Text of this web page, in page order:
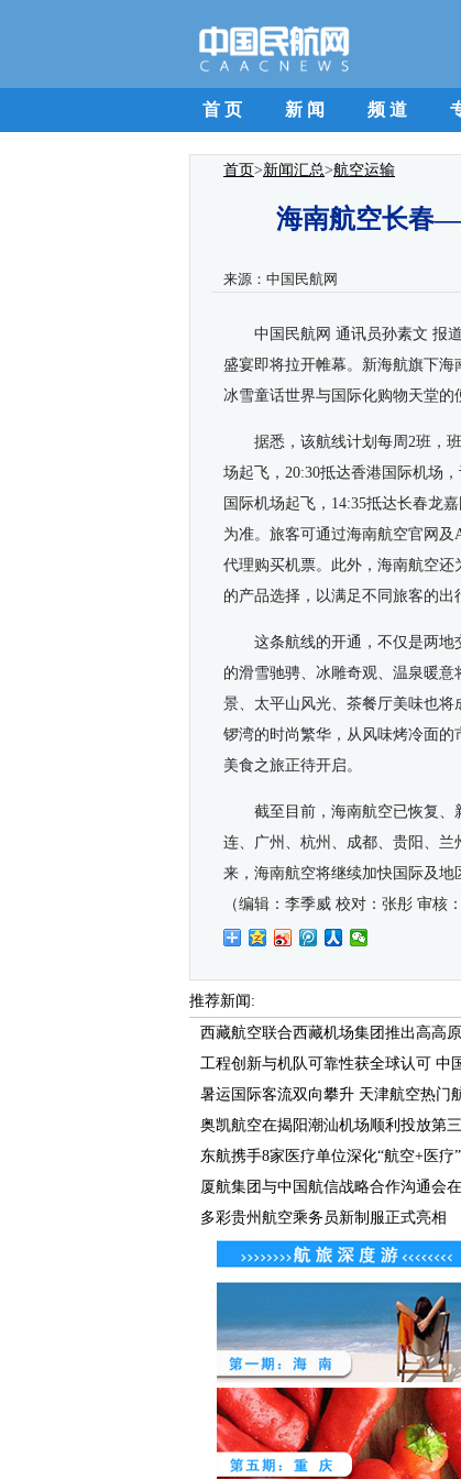
首 页 新 闻 频 道
首页>新闻汇总>航空运输
海南航空长春—
来源： 中国民航网
中国民航网 通讯员孙素文 报道
盛宴即将拉开帷幕。新海航旗下海
冰雪童话世界与国际化购物天堂的
据悉，该航线计划每周2班 ，
场起飞，20:30抵达香港国际机场
国际机场起飞，14:35抵达长春龙
为准。 旅客可通过海南航空官网及
代理购买机票。此外，海南航空
的产品选择，以满足不同旅客的出
这条航线的开通，不仅是两
的滑雪驰骋、冰雕奇观、温泉暖
景、太平山风光、茶餐厅美味也
锣湾的时尚繁华，从风味烤冷面
美食之旅正待开启。
截至目前，海南航空已恢复
连、广州、杭州、成都、贵阳、
来，海南航空将继续加快国际及地
（编辑：李季威 校对：张彤 审核：
推荐新闻:
西藏航空联合西藏机场集团推出高高
工程创新与机队可靠性获全球认可 中
暑运国际客流双向攀升 天津航空热门
奥凯航空在揭阳潮汕机场顺利投放第
东航携手8家医疗单位深化“航空+医疗
厦航集团与中国航信战略合作沟通会
多彩贵州航空乘务员新制服正式亮相